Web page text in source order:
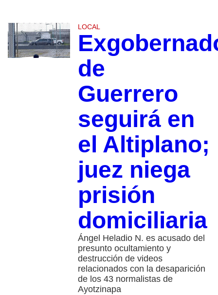
LOCAL
de
Guerrero
seguirá en
el Altiplano;
juez niega
prisión
domiciliaria
Ángel Heladio N. es acusado del
presunto ocultamiento y
destrucción de videos
relacionados con la desaparición
de los 43 normalistas de
Ayotzinapa